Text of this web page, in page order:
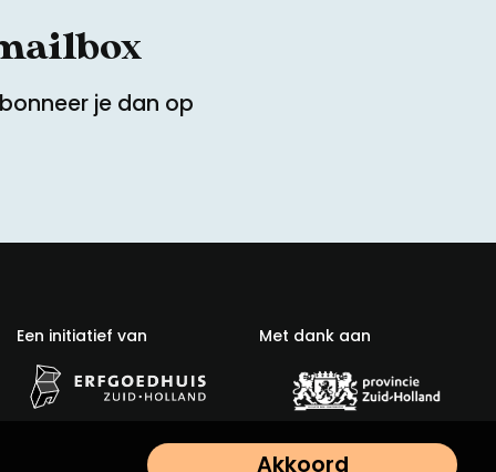
Akkoord
je dan op
Een initiatief van Met dank aan